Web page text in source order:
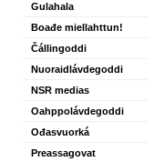
Gulahala
Boađe miellahttun!
Čállingoddi
Nuoraidlávdegoddi
NSR medias
Oahppolávdegoddi
Ođasvuorká
Preassagovat